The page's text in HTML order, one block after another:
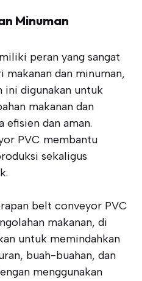
Minuman
peran yang sangat
makanan dan minuman,
ini digunakan untuk
makanan dan
efisien dan aman.
PVC membantu
sekaligus
belt conveyor PVC
makanan, di
untuk memindahkan
buah-buahan, dan
menggunakan